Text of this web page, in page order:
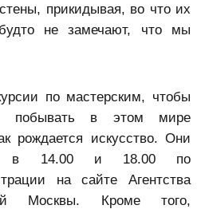
прикидывая, во что их
не замечают, что мы
по мастерским, чтобы
побывать в этом мире
рождается искусство. Они
в 14.00 и 18.00 по
на сайте Агентства
Москвы. Кроме того,